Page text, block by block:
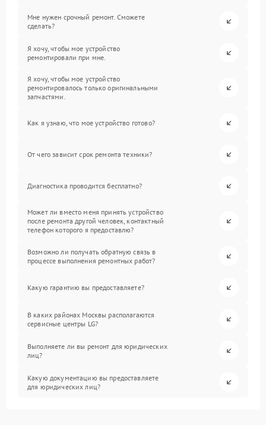
Мне нужен срочный ремонт. Сможете
сделать?
Я хочу, чтобы мое устройство
ремонтировали при мне.
Я хочу, чтобы мое устройство
ремонтировалось только оригинальными
запчастями.
Как я узнаю, что мое устройство готово?
От чего зависит срок ремонта техники?
Диагностика проводится бесплатно?
Может ли вместо меня принять устройство
после ремонта другой человек, контактный
телефон которого я предоставлю?
Возможно ли получать обратную связь в
процессе выполнения ремонтных работ?
Какую гарантию вы предоставляете?
В каких районах Москвы располагаются
сервисные центры LG?
Выполняете ли вы ремонт для юридических
лиц?
Какую документацию вы предоставляете
для юридических лиц?